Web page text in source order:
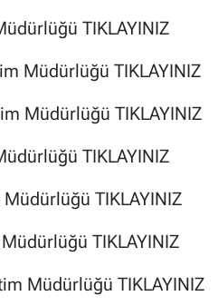
TIKLAYINIZ
Müdürlüğü TIKLAYINIZ
Müdürlüğü TIKLAYINIZ
TIKLAYINIZ
TIKLAYINIZ
TIKLAYINIZ
Müdürlüğü TIKLAYINIZ